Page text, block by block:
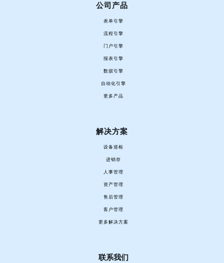
公司产品
表单引擎
流程引擎
门户引擎
报表引擎
数据引擎
自动化引擎
更多产品
解决方案
设备巡检
进销存
人事管理
资产管理
售后管理
客户管理
更多解决方案
联系我们